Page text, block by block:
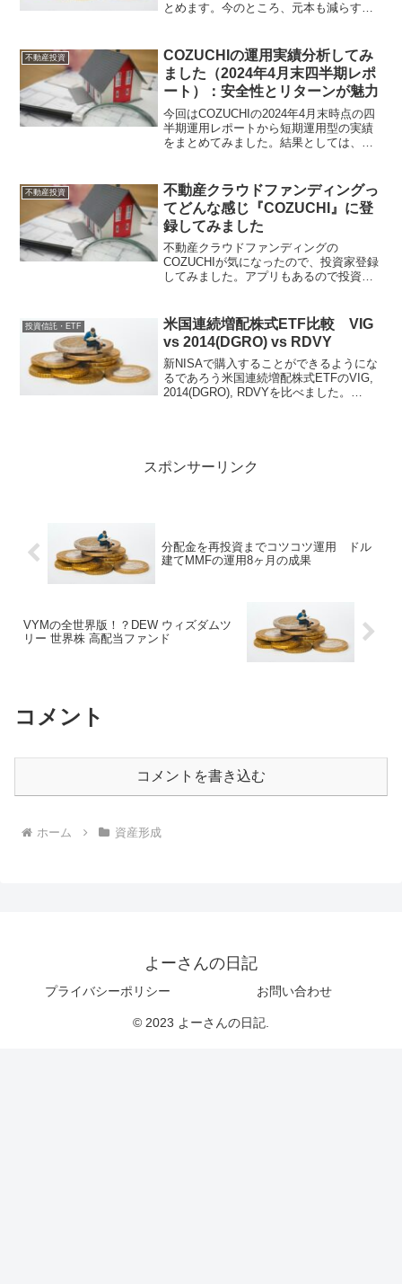
とめます。今のところ、元本も減らす、
す。
不動産投資
COZUCHIの運用実績分析してみ
ました（2024年4月末四半期レポ
ート）：安全性とリターンが魅力
今回はCOZUCHIの2024年4月末時点の四
半期運用レポートから短期運用型の実績
をまとめてみました。結果としては、想
認できました。実績の利回りは、年利4%
以上、半数以上で年利6%以上となってお
り、運用期間はほとんどが12ヶ月以内と
なっていることがわかり、なかなか魅力
的なリターンであることだと思います。
今までに、元本割れはなく、想定利回り
を下回ったファンドも１回のみと、過去
実績を見る限り安全性は高いと思われま
不動産投資
不動産クラウドファンディングっ
てどんな感じ『COZUCHI』に登
録してみました
不動産クラウドファンディングの
COZUCHIが気になったので、投資家登録
してみました。アプリもあるので投資し
投資信託・ETF
米国連続増配株式ETF比較 VIG
vs 2014(DGRO) vs RDVY
新NISAで購入することができるようにな
るであろう米国連続増配株式ETFのVIG,
2014(DGRO), RDVYを比べました。
スポンサーリンク
分配金を再投資までコツコツ運用 ドル
建てMMFの運用8ヶ月の成果
VYMの全世界版！？DEW ウィズダムツ
リー 世界株 高配当ファンド
コメント
コメントを書き込む
ホーム 資産形成
よーさんの日記
プライバシーポリシー お問い合わせ
© 2023 よーさんの日記.